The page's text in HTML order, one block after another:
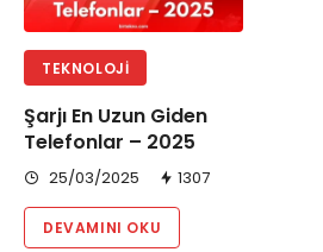
TEKNOLOJI
Şarjı En Uzun Giden
Telefonlar – 2025
25/03/2025 1307
DEVAMINI OKU